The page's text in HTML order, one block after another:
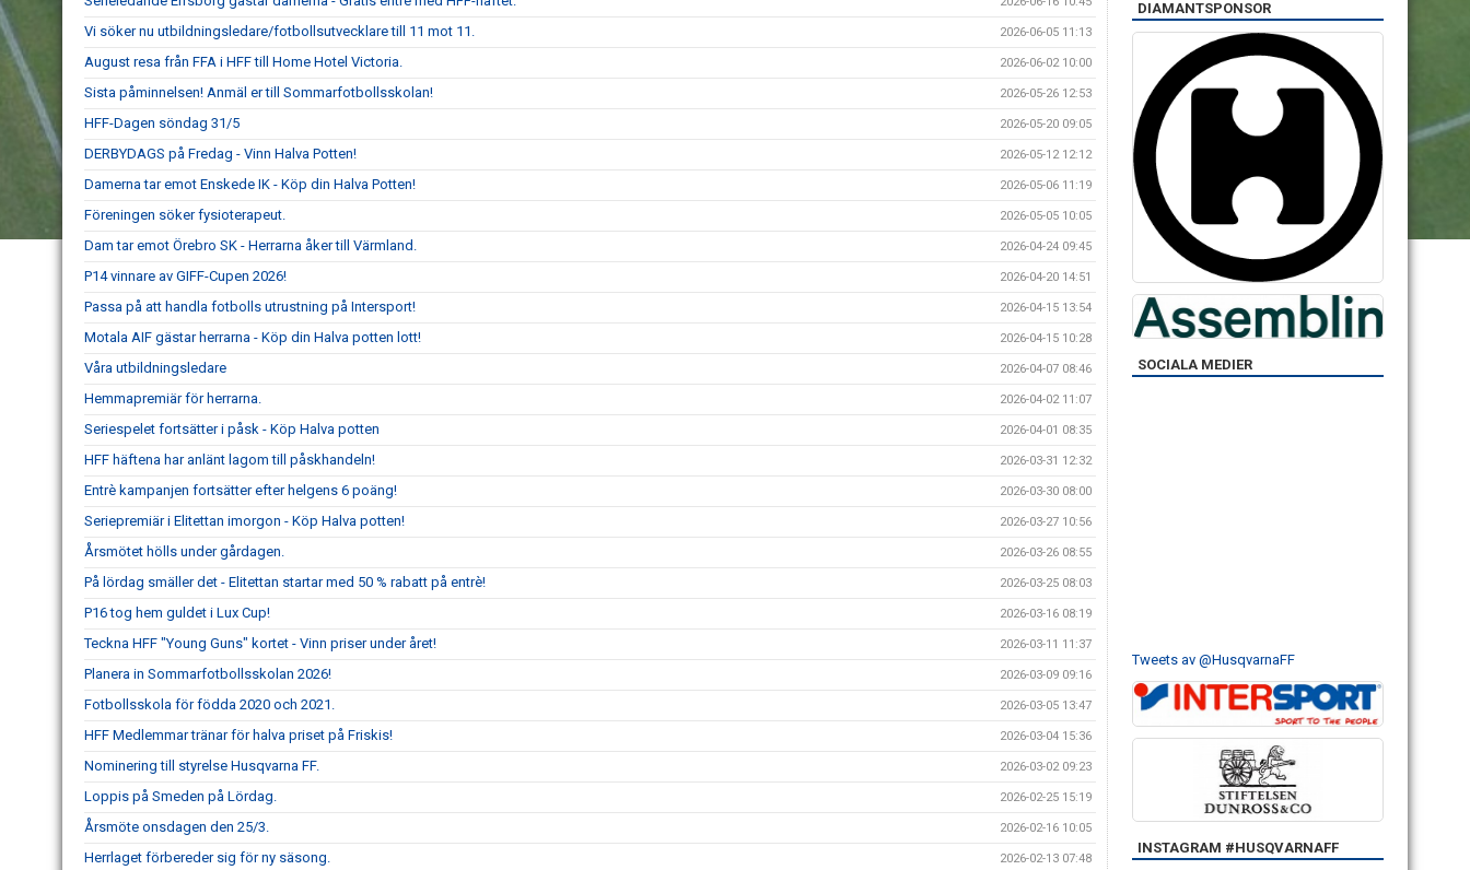
Vi söker nu utbildningsledare/fotbollsutvecklare till 11 mot 11. 2026-06-05 11:13
August resa från FFA i HFF till Home Hotel Victoria. 2026-06-02 10:00
Sista påminnelsen! Anmäl er till Sommarfotbollsskolan! 2026-05-26 12:53
HFF-Dagen söndag 31/5 2026-05-20 09:05
DERBYDAGS på Fredag - Vinn Halva Potten! 2026-05-12 12:12
Damerna tar emot Enskede IK - Köp din Halva Potten! 2026-05-06 11:19
Föreningen söker fysioterapeut. 2026-05-05 10:05
Dam tar emot Örebro SK - Herrarna åker till Värmland. 2026-04-24 09:45
P14 vinnare av GIFF-Cupen 2026! 2026-04-20 14:51
Passa på att handla fotbolls utrustning på Intersport! 2026-04-15 13:54
Motala AIF gästar herrarna - Köp din Halva potten lott! 2026-04-15 10:28
Våra utbildningsledare 2026-04-07 08:46
Hemmapremiär för herrarna. 2026-04-02 11:07
Seriespelet fortsätter i påsk - Köp Halva potten 2026-04-01 08:35
HFF häftena har anlänt lagom till påskhandeln! 2026-03-31 12:32
Entrè kampanjen fortsätter efter helgens 6 poäng! 2026-03-30 08:00
Seriepremiär i Elitettan imorgon - Köp Halva potten! 2026-03-27 10:56
Årsmötet hölls under gårdagen. 2026-03-26 08:55
På lördag smäller det - Elitettan startar med 50 % rabatt på entrè! 2026-03-25 08:03
P16 tog hem guldet i Lux Cup! 2026-03-16 08:19
Teckna HFF "Young Guns" kortet - Vinn priser under året! 2026-03-11 11:37
Planera in Sommarfotbollsskolan 2026! 2026-03-09 09:16
Fotbollsskola för födda 2020 och 2021. 2026-03-05 13:47
HFF Medlemmar tränar för halva priset på Friskis! 2026-03-04 15:36
Nominering till styrelse Husqvarna FF. 2026-03-02 09:23
Loppis på Smeden på Lördag. 2026-02-25 15:19
Årsmöte onsdagen den 25/3. 2026-02-16 10:05
Herrlaget förbereder sig för ny säsong. 2026-02-13 07:48
DIAMANTSPONSOR
SOCIALA MEDIER
Tweets av @HusqvarnaFF
INSTAGRAM #HUSQVARNAFF